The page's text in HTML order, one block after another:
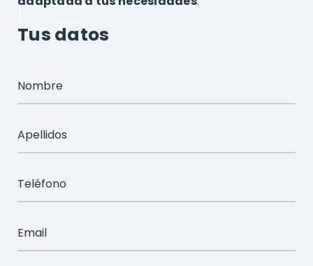
Tus datos